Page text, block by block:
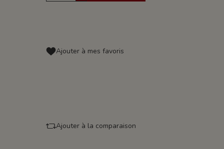
Ajouter à mes favoris
Ajouter à la comparaison